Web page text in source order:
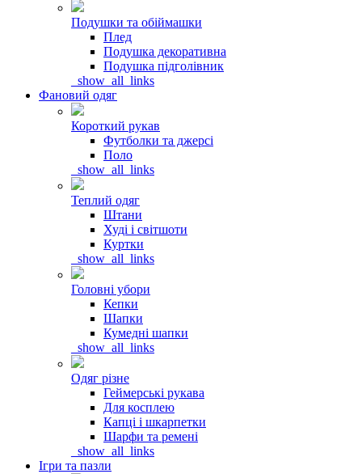
Подушки та обіймашки
Плед
Подушка декоративна
Подушка підголівник
_show_all_links
Фановий одяг
Короткий рукав
Футболки та джерсі
Поло
_show_all_links
Теплий одяг
Штани
Худі і світшоти
Куртки
_show_all_links
Головні убори
Кепки
Шапки
Кумедні шапки
_show_all_links
Одяг різне
Геймерські рукава
Для косплею
Капці і шкарпетки
Шарфи та ремені
_show_all_links
Ігри та пазли